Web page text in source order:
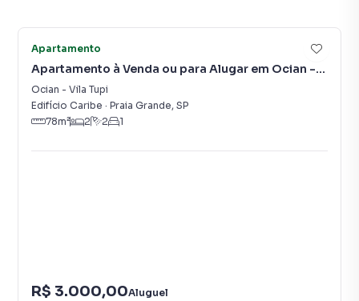
Apartamento
Apartamento à Venda ou para Alugar em Ocian -
Vila Tupi
Ocian - Vila Tupi
Edifício Caribe · Praia Grande, SP
78m² 2 2 1
R$ 3.000,00Aluguel